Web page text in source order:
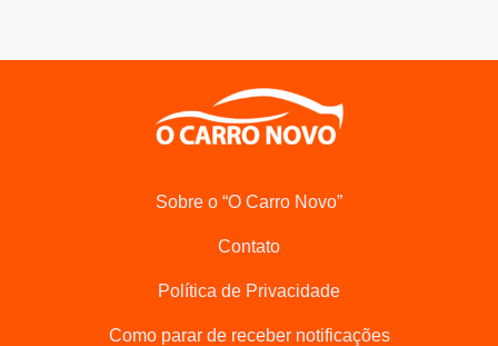
Sobre o “O Carro Novo”
Contato
Política de Privacidade
Como parar de receber notificações